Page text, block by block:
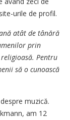
urile de profil.
atât de tânără
prin
Pentru
să o cunoască
muzică.
am 12